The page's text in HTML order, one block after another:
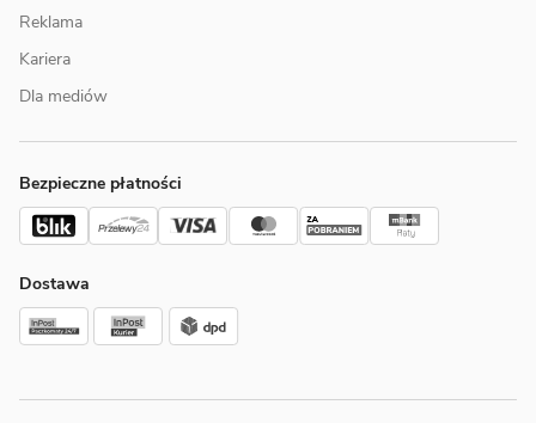
Reklama
Kariera
Dla mediów
Bezpieczne płatności
Dostawa